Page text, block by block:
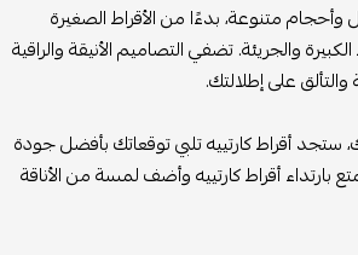
وأحجام متنوعة، بدءًا من الأقراط الصغيرة
والجريئة. تضفي التصاميم الأنيقة والراقية
على إطلالتك.
أقراط كارتييه تلبي توقعاتك بأفضل جودة
بارتداء أقراط كارتييه وأضف لمسة من الأناقة